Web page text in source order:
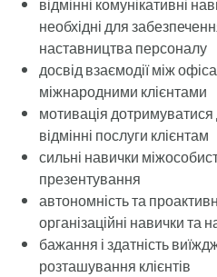
необхідні для
наставництва персоналу
досвід взаємодії між
міжнародними клієнтами
мотивація дотримуватися
відмінні послуги клієнтам
сильні навички
презентування
автономність та
організаційні навички та
бажання і здатність
розташування клієнтів